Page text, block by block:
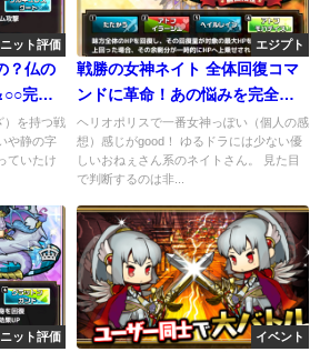
ット評価
？仏の
○○完全
）を持つ戦
や静の字
ていたけ
エジプト
戦勝の女神ネイト 全体回復コマ
ンドに革命！あの悩みを完全解
決⁉
ヘリオポリスで一番女神っぽい（個人の感
想）感じがgood！ ゆるドラには少ない優
しいおねぇさん系のネイトさん。 見た目
で判断するのは非...
ット評価 イベント